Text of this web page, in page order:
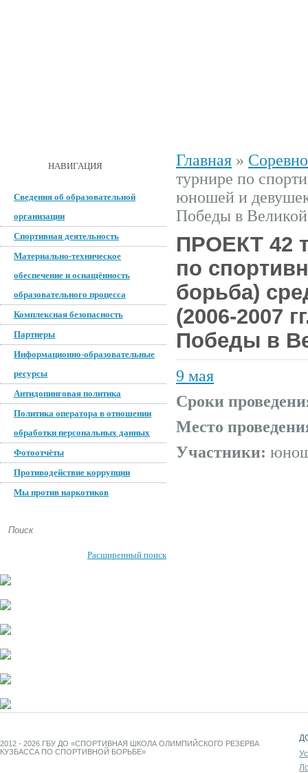
НАВИГАЦИЯ
Сведения об образовательной
организации
Спортивная деятельность
Материально-техническое
обеспечение и оснащённость
образовательного процесса
Комплексная безопасность
Партнеры
Информационно-образовательные
ресурсы
Антидопинговая политика
Политика оператора в отношении
обработки персональных данных
Фотоотчёты
Противодействие коррупции
Мы против наркотиков
Расширенный поиск
Главная »
турнире по
юношей и
Победы в
ПРОЕКТ 42
по
борьба)
(2006-2007
Победы в
9 мая
Сроки
Место
Участники:
2012 - 2026 ГБУ ДО «СПОРТИВНАЯ ШКОЛА ОЛИМПИЙСКОГО РЕЗЕРВА
КУЗБАССА ПО СПОРТИВНОЙ БОРЬБЕ»